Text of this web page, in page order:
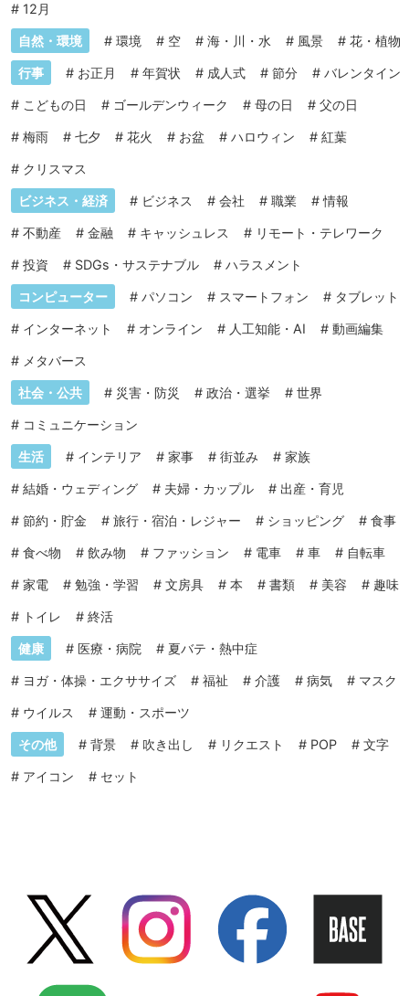
# 12月
自然・環境 # 環境 # 空 # 海・川・水 # 風景 # 花・植物
行事 # お正月 # 年賀状 # 成人式 # 節分 # バレンタイン
# こどもの日 # ゴールデンウィーク # 母の日 # 父の日
# 梅雨 # 七夕 # 花火 # お盆 # ハロウィン # 紅葉
# クリスマス
ビジネス・経済 # ビジネス # 会社 # 職業 #情報
# 不動産 # 金融 # キャッシュレス # リモート・テレワーク
# 投資 # SDGs・サステナブル # ハラスメント
コンピューター # パソコン # スマートフォン # タブレット
# インターネット # オンライン # 人工知能・AI # 動画編集
# メタバース
社会・公共 # 災害・防災 # 政治・選挙 # 世界
# コミュニケーション
生活 # インテリア # 家事 # 街並み # 家族
# 結婚・ウェディング # 夫婦・カップル # 出産・育児
# 節約・貯金 # 旅行・宿泊・レジャー # ショッピング # 食事
# 食べ物 # 飲み物 # ファッション # 電車 # 車 # 自転車
# 家電 # 勉強・学習 # 文房具 # 本 # 書類 # 美容 # 趣味
# トイレ # 終活
健康 # 医療・病院 # 夏バテ・熱中症
# ヨガ・体操・エクササイズ # 福祉 # 介護 # 病気 # マスク
# ウイルス # 運動・スポーツ
その他 # 背景 # 吹き出し # リクエスト # POP # 文字
# アイコン # セット